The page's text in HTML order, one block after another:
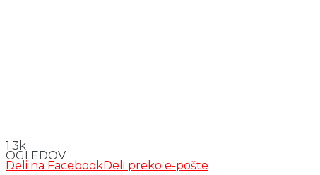
1.3k
OGLEDOV
Deli na FacebookDeli preko e-pošte